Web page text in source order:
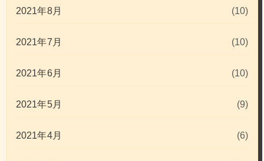
2021年8月 (10)
2021年7月 (10)
2021年6月 (10)
2021年5月 (9)
2021年4月 (6)